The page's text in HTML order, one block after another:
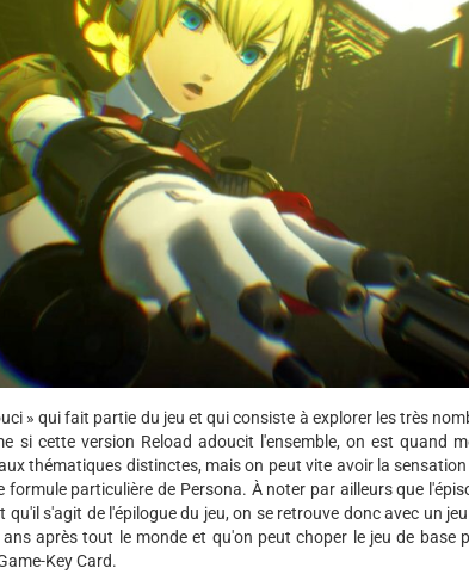
» qui fait partie du jeu et qui consiste à explorer les très
si cette version Reload adoucit l'ensemble, on est quand
thématiques distinctes, mais on peut vite avoir la
formule particulière de Persona. À noter par ailleurs que
s'agit de l'épilogue du jeu, on se retrouve donc avec un
après tout le monde et qu'on peut choper le jeu de base
Key Card.